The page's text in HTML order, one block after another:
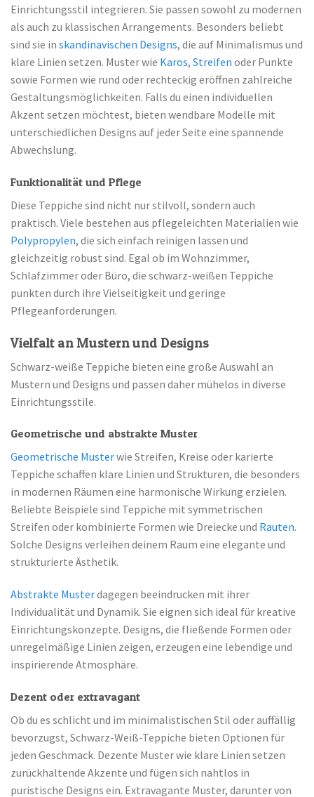
Einrichtungsstil integrieren. Sie passen sowohl zu modernen
als auch zu klassischen Arrangements. Besonders beliebt
sind sie in skandinavischen Designs, die auf Minimalismus und
klare Linien setzen. Muster wie Karos, Streifen oder Punkte
sowie Formen wie rund oder rechteckig eröffnen zahlreiche
Gestaltungsmöglichkeiten. Falls du einen individuellen
Akzent setzen möchtest, bieten wendbare Modelle mit
unterschiedlichen Designs auf jeder Seite eine spannende
Abwechslung.
Funktionalität und Pflege
Diese Teppiche sind nicht nur stilvoll, sondern auch
praktisch. Viele bestehen aus pflegeleichten Materialien wie
Polypropylen, die sich einfach reinigen lassen und
gleichzeitig robust sind. Egal ob im Wohnzimmer,
Schlafzimmer oder Büro, die schwarz-weißen Teppiche
punkten durch ihre Vielseitigkeit und geringe
Pflegeanforderungen.
Vielfalt an Mustern und Designs
Schwarz-weiße Teppiche bieten eine große Auswahl an
Mustern und Designs und passen daher mühelos in diverse
Einrichtungsstile.
Geometrische und abstrakte Muster
Geometrische Musterwie Streifen, Kreise oder karierte
Teppiche schaffen klare Linien und Strukturen, die besonders
in modernen Räumen eine harmonische Wirkung erzielen.
Beliebte Beispiele sind Teppiche mit symmetrischen
Streifen oder kombinierte Formen wie Dreiecke und Rauten.
Solche Designs verleihen deinem Raum eine elegante und
strukturierte Ästhetik.
Abstrakte Musterdagegen beeindrucken mit ihrer
Individualität und Dynamik. Sie eignen sich ideal für kreative
Einrichtungskonzepte. Designs, die fließende Formen oder
unregelmäßige Linien zeigen, erzeugen eine lebendige und
inspirierende Atmosphäre.
Dezent oder extravagant
Ob du es schlicht und im minimalistischen Stil oder auffällig
bevorzugst, Schwarz-Weiß-Teppiche bieten Optionen für
jeden Geschmack. Dezente Muster wie klare Linien setzen
zurückhaltende Akzente und fügen sich nahtlos in
puristische Designs ein. Extravagante Muster, darunter von